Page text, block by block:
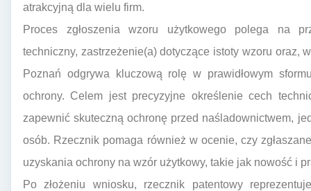
atrakcyjną dla wielu firm.
Proces zgłoszenia wzoru użytkowego polega na
techniczny, zastrzeżenie(a) dotyczące istoty wzoru oraz,
Poznań odgrywa kluczową rolę w prawidłowym
ochrony. Celem jest precyzyjne określenie cech
zapewnić skuteczną ochronę przed naśladownictwem,
osób. Rzecznik pomaga również w ocenie, czy
uzyskania ochrony na wzór użytkowy, takie jak nowość i
Po złożeniu wniosku, rzecznik patentowy